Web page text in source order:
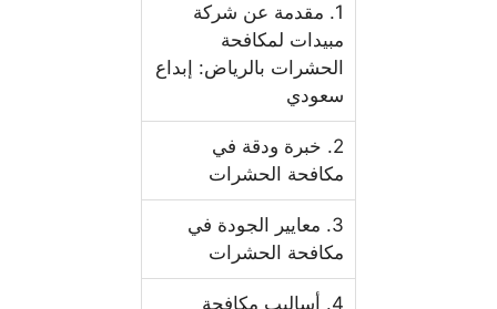
1. مقدمة عن شركة
مبيدات لمكافحة
الحشرات بالرياض: إبداع
سعودي
2. خبرة ودقة في
مكافحة الحشرات
3. معايير الجودة في
مكافحة الحشرات
4. أساليب مكافحة